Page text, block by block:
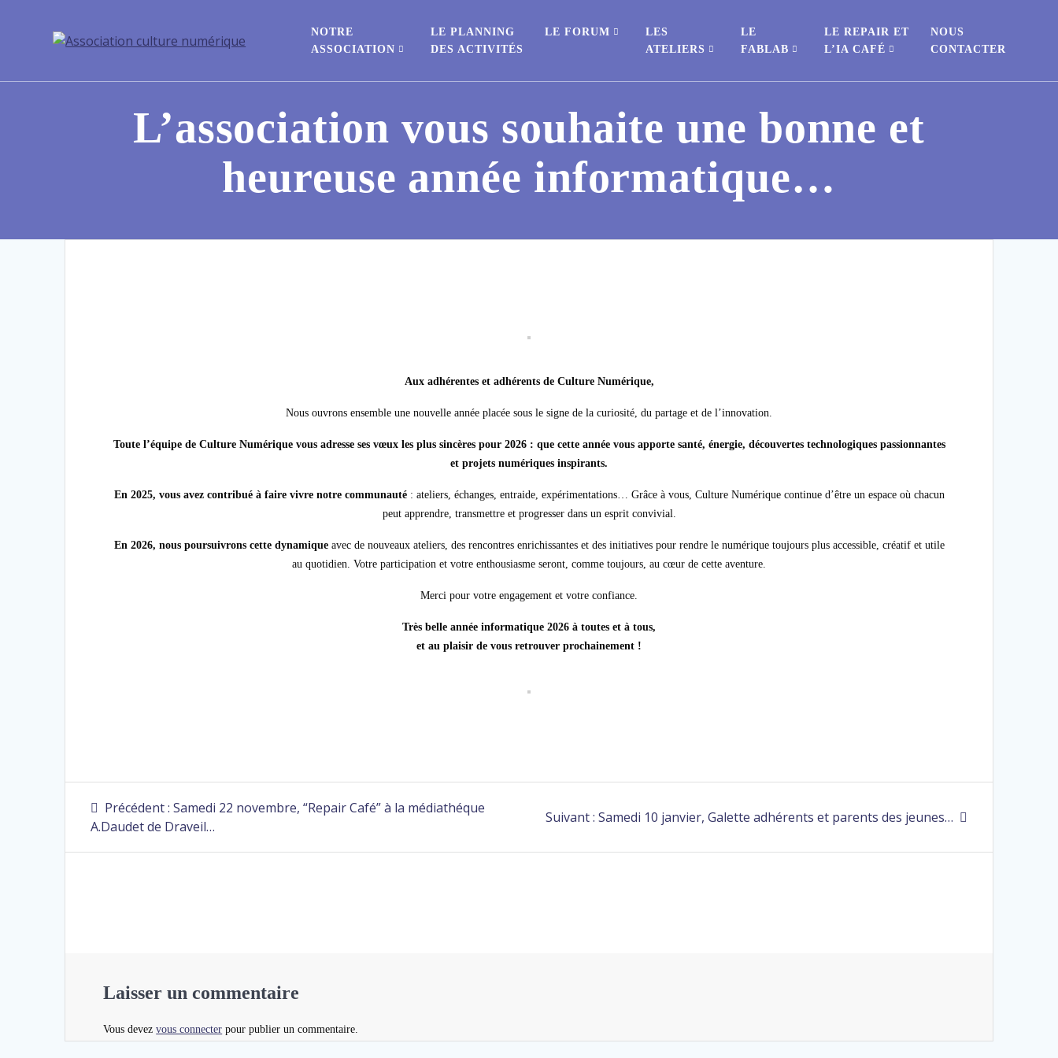
NOTRE
ASSOCIATION
LE PLANNING
DES ACTIVITÉS
LE FORUM
LES
ATELIERS
LE
FABLAB
LE REPAIR ET
L’IA CAFÉ
NOUS
CONTACTER
L’association vous souhaite une bonne et
heureuse année informatique…
Aux adhérentes et adhérents de Culture Numérique,
Nous ouvrons ensemble une nouvelle année placée sous le signe de la curiosité, du partage et de l’innovation.
Toute l’équipe de Culture Numérique vous adresse ses vœux les plus sincères pour 2026 : que cette année vous apporte santé, énergie, découvertes technologiques passionnantes
et projets numériques inspirants.
En 2025, vous avez contribué à faire vivre notre communauté: ateliers, échanges, entraide, expérimentations… Grâce à vous, Culture Numérique continue d’être un espace où chacun
peut apprendre, transmettre et progresser dans un esprit convivial.
En 2026, nous poursuivrons cette dynamiqueavec de nouveaux ateliers, des rencontres enrichissantes et des initiatives pour rendre le numérique toujours plus accessible, créatif et utile
au quotidien. Votre participation et votre enthousiasme seront, comme toujours, au cœur de cette aventure.
Merci pour votre engagement et votre confiance.
Très belle année informatique 2026 à toutes et à tous,
et au plaisir de vous retrouver prochainement !
Précédent : Samedi 22 novembre, “Repair Café” à la médiathéque
A.Daudet de Draveil…
Suivant : Samedi 10 janvier, Galette adhérents et parents des jeunes…
Laisser un commentaire
Vous devezvous connecter pour publier un commentaire.